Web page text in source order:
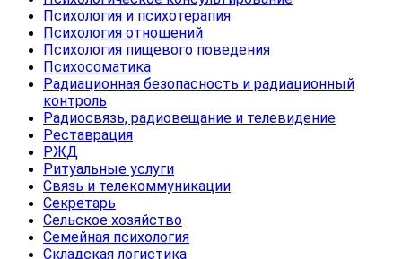
Психология и психотерапия
Психология отношений
Психология пищевого поведения
Психосоматика
Радиационная безопасность и радиационный
контроль
Радиосвязь, радиовещание и телевидение
Реставрация
РЖД
Ритуальные услуги
Связь и телекоммуникации
Секретарь
Сельское хозяйство
Семейная психология
Складская логистика